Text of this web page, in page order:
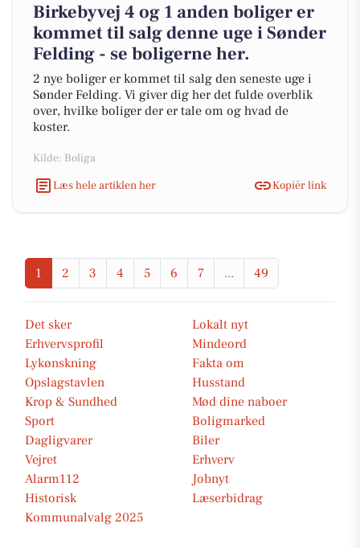
Birkebyvej 4 og 1 anden boliger er
kommet til salg denne uge i Sønder
Felding - se boligerne her.
2 nye boliger er kommet til salg den seneste uge i
Sønder Felding. Vi giver dig her det fulde overblik
over, hvilke boliger der er tale om og hvad de
koster.
Kilde: Boliga
Læs hele artiklen her
Kopiér link
1 2 3 4 5 6 7 ... 49
Det sker
Lokalt nyt
Erhvervsprofil
Mindeord
Lykønskning
Fakta om
Opslagstavlen
Husstand
Krop & Sundhed
Mød dine naboer
Sport
Boligmarked
Dagligvarer
Biler
Vejret
Erhverv
Alarm112
Jobnyt
Historisk
Læserbidrag
Kommunalvalg 2025